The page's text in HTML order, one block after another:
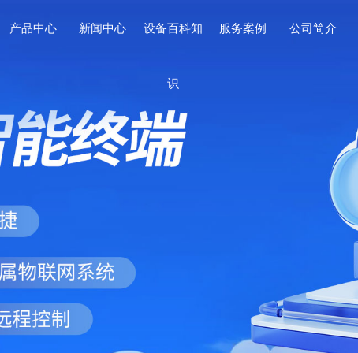
产品中心 新闻中心 设备百科知
识
服务案例 公司简介